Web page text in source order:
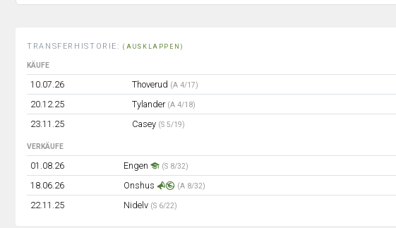
TRANSFERHISTORIE:(AUSKLAPPEN)
KÄUFE
10.07.26 Thoverud (A 4/17)
20.12.25
Tylander (A 4/18)
23.11.25
Casey (S 5/19)
VERKÄUFE
01.08.26 Engen (S 8/32)
18.06.26
Onshus (A 8/32)
22.11.25
Nidelv (S 6/22)